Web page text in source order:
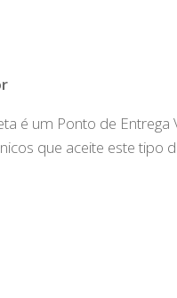
é um Ponto de
que aceite este tipo